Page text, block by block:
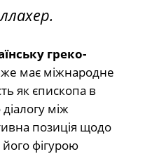
греко-
має міжнародне
як єпископа в
діалогу між
позиція щодо
його фігурою